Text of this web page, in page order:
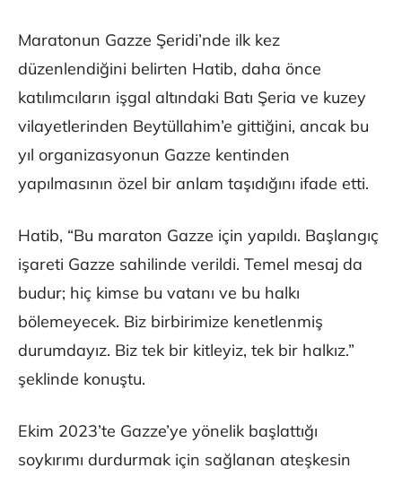
Maratonun Gazze Şeridi’nde ilk kez
düzenlendiğini belirten Hatib, daha önce
katılımcıların işgal altındaki Batı Şeria ve kuzey
vilayetlerinden Beytüllahim’e gittiğini, ancak bu
yıl organizasyonun Gazze kentinden
yapılmasının özel bir anlam taşıdığını ifade etti.
Hatib, “Bu maraton Gazze için yapıldı. Başlangıç
işareti Gazze sahilinde verildi. Temel mesaj da
budur; hiç kimse bu vatanı ve bu halkı
bölemeyecek. Biz birbirimize kenetlenmiş
durumdayız. Biz tek bir kitleyiz, tek bir halkız.”
şeklinde konuştu.
Ekim 2023’te Gazze’ye yönelik başlattığı
soykırımı durdurmak için sağlanan ateşkesin